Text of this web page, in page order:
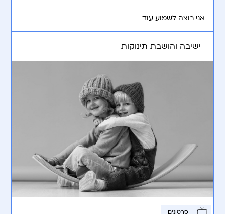
אני רוצה לשמוע עוד
ישיבה והושבת תינוקות
סרטונים